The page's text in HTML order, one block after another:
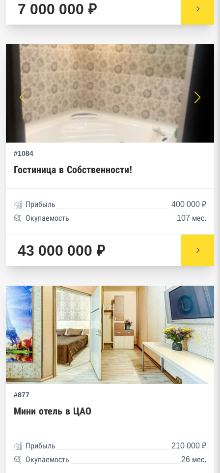
7 000 000 ₽
#1084
Гостиница в Собственности!
Прибыль
400 000 ₽
Окупаемость
107 мес.
43 000 000 ₽
#877
Мини отель в ЦАО
Прибыль
210 000 ₽
Окупаемость
26 мес.